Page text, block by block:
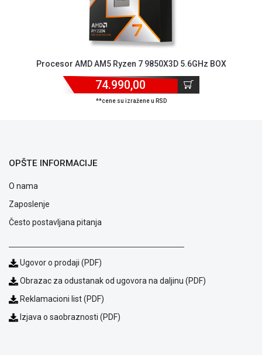
Način
plaćanja
Podrška
Procesor AMD AM5 Ryzen 7 9850X3D 5.6GHz BOX
74.990,00
**cene su izražene u RSD
OPŠTE INFORMACIJE
O nama
Zaposlenje
Često postavljana pitanja
Ugovor o prodaji (PDF)
Obrazac za odustanak od ugovora na daljinu (PDF)
Reklamacioni list (PDF)
Izjava o saobraznosti (PDF)